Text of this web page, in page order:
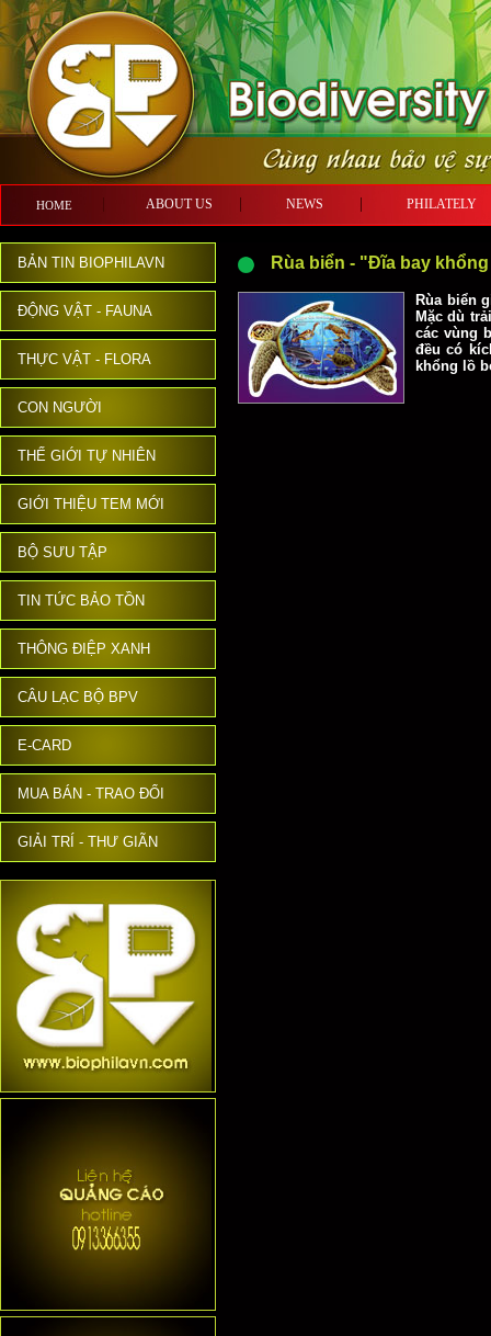
HOME ABOUT US NEWS
BẢN TIN BIOPHILAVN
ĐỘNG VẬT - FAUNA
THỰC VẬT - FLORA
CON NGƯỜI
THẾ GIỚI TỰ NHIÊN
GIỚI THIỆU TEM MỚI
BỘ SƯU TẬP
TIN TỨC BẢO TỒN
THÔNG ĐIỆP XANH
CÂU LẠC BỘ BPV
E-CARD
MUA BÁN - TRAO ĐỔI
GIẢI TRÍ - THƯ GIÃN
Rùa biển - "Đĩa bay
Rùa biển
Mặc dù
các vùng
đều có
khổng lồ